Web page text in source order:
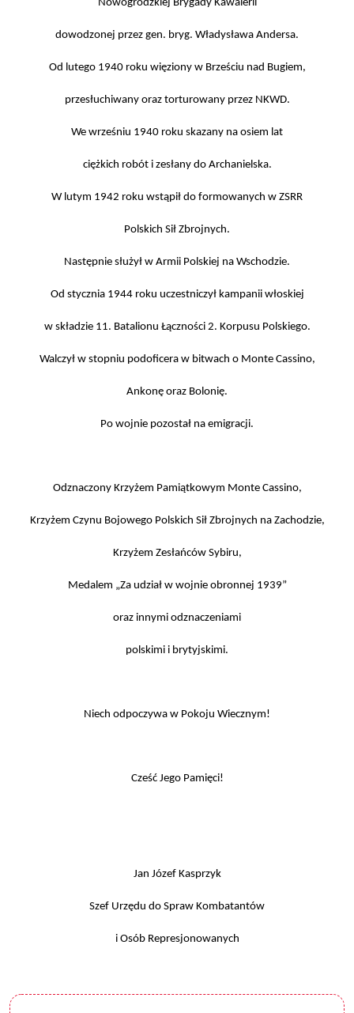
Nowogródzkiej Brygady Kawalerii
dowodzonej przez gen. bryg. Władysława Andersa.
Od lutego 1940 roku więziony w Brześciu nad Bugiem,
przesłuchiwany oraz torturowany przez NKWD.
We wrześniu 1940 roku skazany na osiem lat
ciężkich robót i zesłany do Archanielska.
W lutym 1942 roku wstąpił do formowanych w ZSRR
Polskich Sił Zbrojnych.
Następnie służył w Armii Polskiej na Wschodzie.
Od stycznia 1944 roku uczestniczył kampanii włoskiej
w składzie 11. Batalionu Łączności 2. Korpusu Polskiego.
Walczył w stopniu podoficera w bitwach o Monte Cassino,
Ankonę oraz Bolonię.
Po wojnie pozostał na emigracji.
Odznaczony Krzyżem Pamiątkowym Monte Cassino,
Krzyżem Czynu Bojowego Polskich Sił Zbrojnych na Zachodzie,
Krzyżem Zesłańców Sybiru,
Medalem „Za udział w wojnie obronnej 1939”
oraz innymi odznaczeniami
polskimi i brytyjskimi.
Niech odpoczywa w Pokoju Wiecznym!
Cześć Jego Pamięci!
Jan Józef Kasprzyk
Szef Urzędu do Spraw Kombatantów
i Osób Represjonowanych